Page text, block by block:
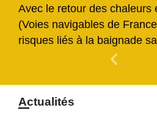
Avec le retour des chaleurs
(Voies navigables de
risques liés à la baignade
chevron_left
Actualités